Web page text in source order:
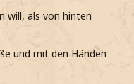
will, als von hinten
und mit den Händen